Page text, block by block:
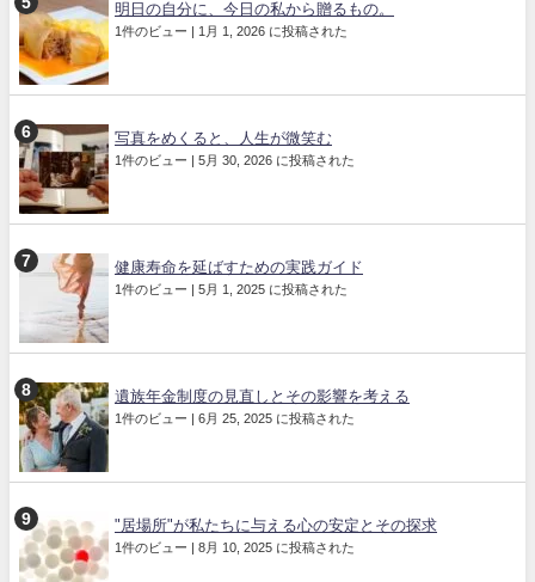
明日の自分に、今日の私から贈るもの。
1件のビュー | 1月 1, 2026 に投稿された
写真をめくると、人生が微笑む
1件のビュー | 5月 30, 2026 に投稿された
健康寿命を延ばすための実践ガイド
1件のビュー | 5月 1, 2025 に投稿された
遺族年金制度の見直しとその影響を考える
1件のビュー | 6月 25, 2025 に投稿された
"居場所"が私たちに与える心の安定とその探求
1件のビュー | 8月 10, 2025 に投稿された